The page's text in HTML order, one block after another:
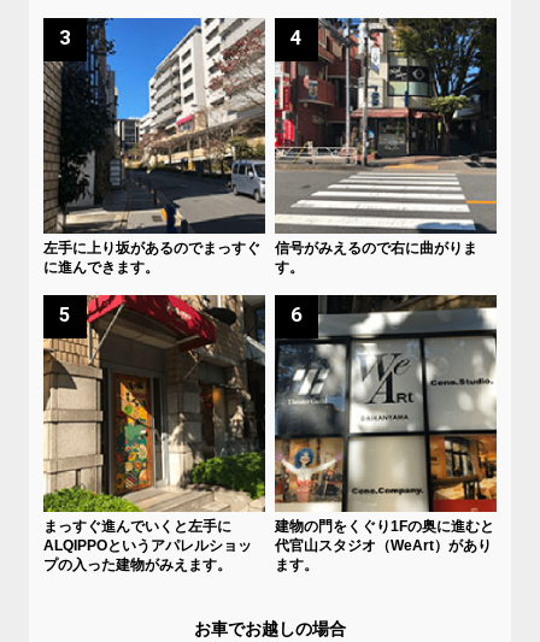
3
左手に上り坂があるのでまっすぐ
に進んできます。
4
信号がみえるので右に曲がりま
す。
5
まっすぐ進んでいくと左手に
ALQIPPOというアパレルショッ
プの入った建物がみえます。
6
建物の門をくぐり1Fの奥に進むと
代官山スタジオ（WeArt）があり
ます。
お車でお越しの場合